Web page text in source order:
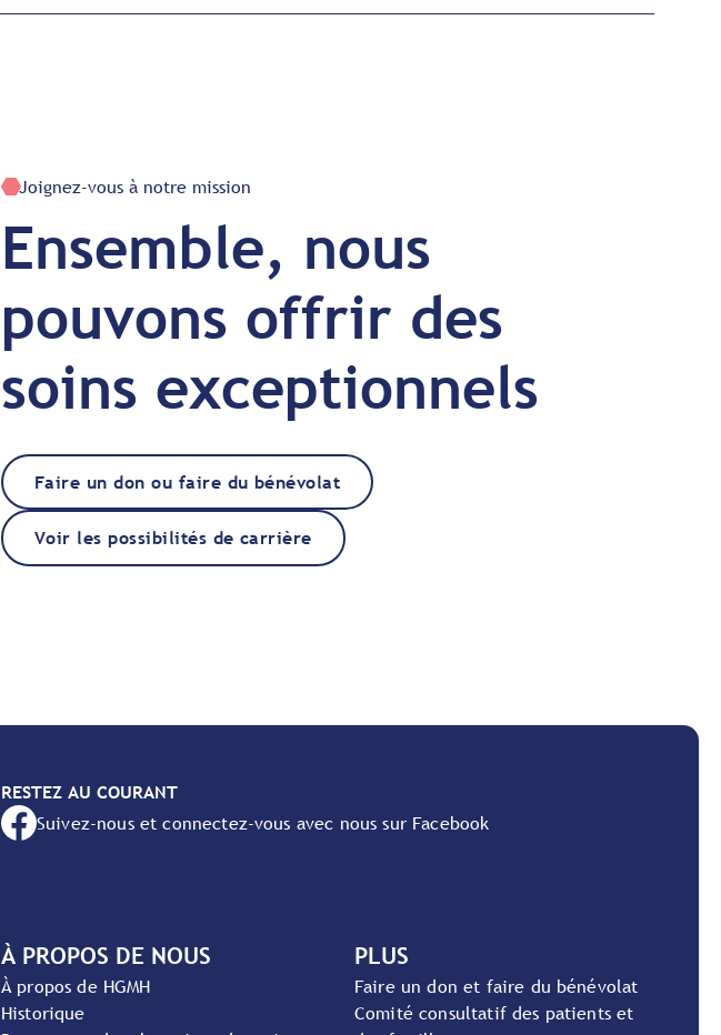
Joignez-vous à notre mission
Ensemble, nous
pouvons offrir des
soins exceptionnels
Faire un don ou faire du bénévolat
Voir les possibilités de carrière
RESTEZ AU COURANT
Suivez-nous et connectez-vous avec nous sur Facebook
À PROPOS DE NOUS
À propos de HGMH
Historique
PLUS
Faire un don et faire du bénévolat
Comité consultatif des patients et